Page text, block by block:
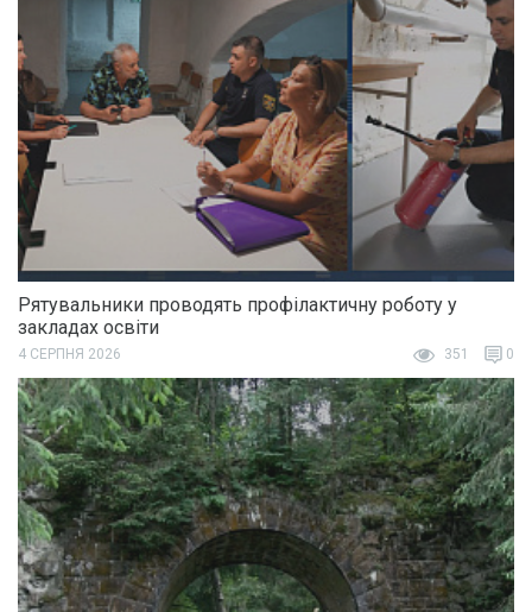
Рятувальники проводять профілактичну роботу у
закладах освіти
4 СЕРПНЯ 2026 351 0